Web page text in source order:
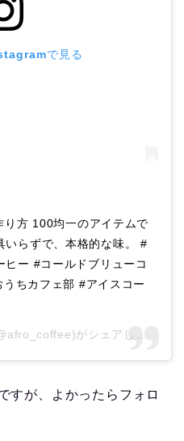
で見る
方 100均一のアイテムで
いらずで、本格的な味。 #
ヒー #コールドブリューコ
ちカフェ部 #アイスコー
がシェアした投稿 –
すが、よかったらフォロ